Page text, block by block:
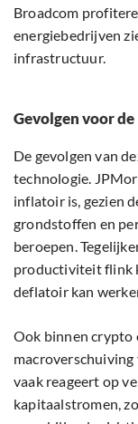
Broadcom
energiebedrijven
infrastructuur.
Gevolgen voor
De gevolgen van
technologie.
inflatoir is, gezien
grondstoffen en
beroepen.
productiviteit flink
deflatoir kan
Ook binnen crypto
vaak reageert op
kapitaalstromen,